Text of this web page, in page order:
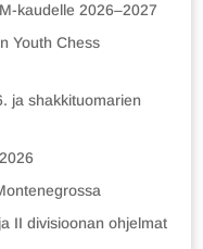
kaudelle 2026–2027
Youth Chess
ja shakkituomarien
II divisioonan ohjelmat